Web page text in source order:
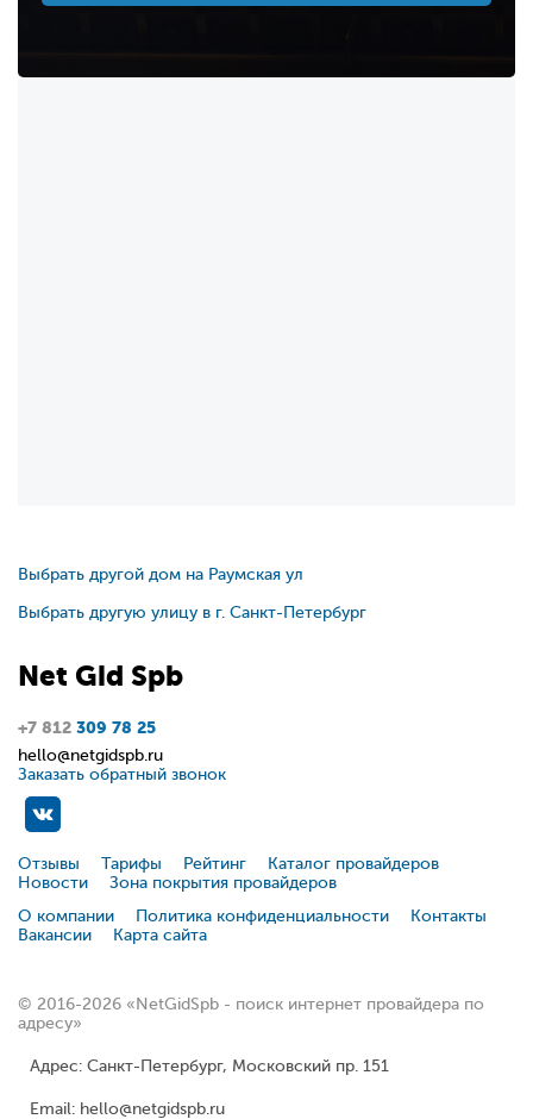
Выбрать другой дом на Раумская ул
Выбрать другую улицу в г. Санкт-Петербург
Net Gid Spb
+7 812 309 78 25
hello@netgidspb.ru
Заказать обратный звонок
Отзывы Тарифы Рейтинг
Каталог провайдеров
Новости
Зона покрытия провайдеров
О компании
Политика конфиденциальности
Контакты
Вакансии
Карта сайта
© 2016-2026 «NetGidSpb - поиск интернет провайдера по
адресу»
Адрес: Санкт-Петербург, Московский пр. 151
Email: hello@netgidspb.ru